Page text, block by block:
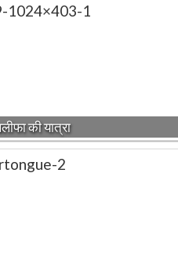
की यात्रा